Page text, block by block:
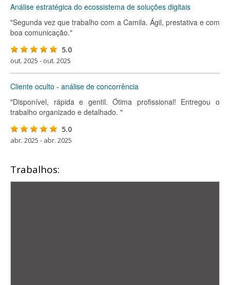
Análise estratégica do ecossistema de soluções digitais
"Segunda vez que trabalho com a Camila. Ágil, prestativa e com
boa comunicação."
5.0
out. 2025 - out. 2025
Cliente oculto - análise de concorrência
"Disponível, rápida e gentil. Ótima profissional! Entregou o
trabalho organizado e detalhado. "
5.0
abr. 2025 - abr. 2025
Trabalhos: